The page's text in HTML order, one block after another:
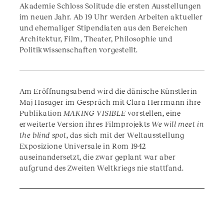
Akademie Schloss Solitude die ersten Ausstellungen
im neuen Jahr. Ab 19 Uhr werden Arbeiten aktueller
und ehemaliger Stipendiaten aus den Bereichen
Architektur, Film, Theater, Philosophie und
Politikwissenschaften vorgestellt.
Am Eröffnungsabend wird die dänische Künstlerin
Maj Hasager im Gespräch mit Clara Herrmann ihre
Publikation MAKING VISIBLE vorstellen, eine
erweiterte Version ihres Filmprojekts We will meet in
the blind spot, das sich mit der Weltausstellung
Exposizione Universale in Rom 1942
auseinandersetzt, die zwar geplant war aber
aufgrund des Zweiten Weltkriegs nie stattfand.